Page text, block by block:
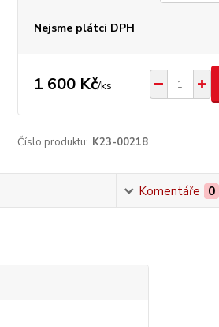
Nejsme plátci DPH
1 600 Kč/ks
Číslo produktu: K23-00218
Komentáře 0